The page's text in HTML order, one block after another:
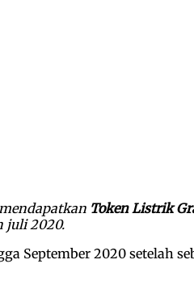
Token Listrik
juli 2020.
September 2020 setelah